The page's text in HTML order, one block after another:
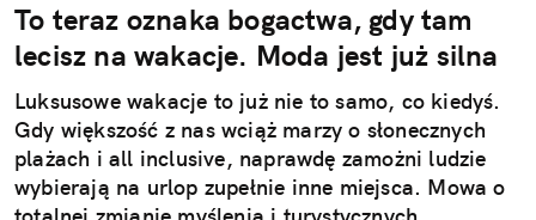
To teraz oznaka bogactwa, gdy tam
lecisz na wakacje. Moda jest już silna
Luksusowe wakacje to już nie to samo, co kiedyś.
Gdy większość z nas wciąż marzy o słonecznych
plażach i all inclusive, naprawdę zamożni ludzie
wybierają na urlop zupełnie inne miejsca. Mowa o